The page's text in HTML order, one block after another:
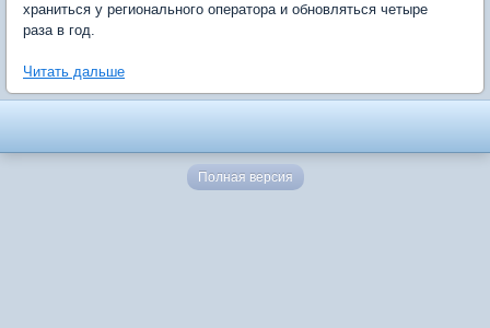
храниться у регионального оператора и обновляться четыре
раза в год.
Читать дальше
Полная версия